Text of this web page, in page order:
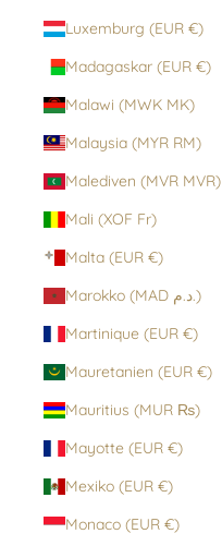
Luxemburg (EUR €)
Madagaskar (EUR €)
Malawi (MWK MK)
Malaysia (MYR RM)
Malediven (MVR MVR)
Mali (XOF Fr)
Malta (EUR €)
Marokko (MAD د.م.)
Martinique (EUR €)
Mauretanien (EUR €)
Mauritius (MUR ₨)
Mayotte (EUR €)
Mexiko (EUR €)
Monaco (EUR €)